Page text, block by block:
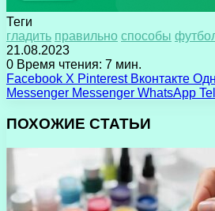
Теги
гладить правильно способы
21.08.2023
0 Время чтения: 7 мин.
Facebook X Pinterest Вконтакте
Messenger Messenger WhatsApp
ПОХОЖИЕ СТАТЬИ